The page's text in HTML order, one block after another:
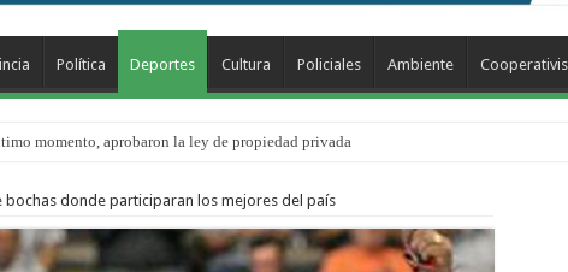
Política Deportes Cultura Policiales Ambiente
momento, aprobaron la ley de propiedad privada
Ríos: el 35% de los 90 niños, niñas y adolescentes que esperan una familia tiene
bochas donde participaran los mejores del país